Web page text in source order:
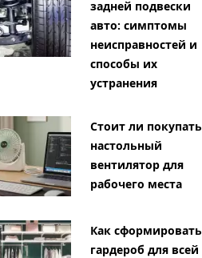
задней подвески
авто: симптомы
неисправностей и
способы их
устранения
Стоит ли покупать
настольный
вентилятор для
рабочего места
Как сформировать
гардероб для всей